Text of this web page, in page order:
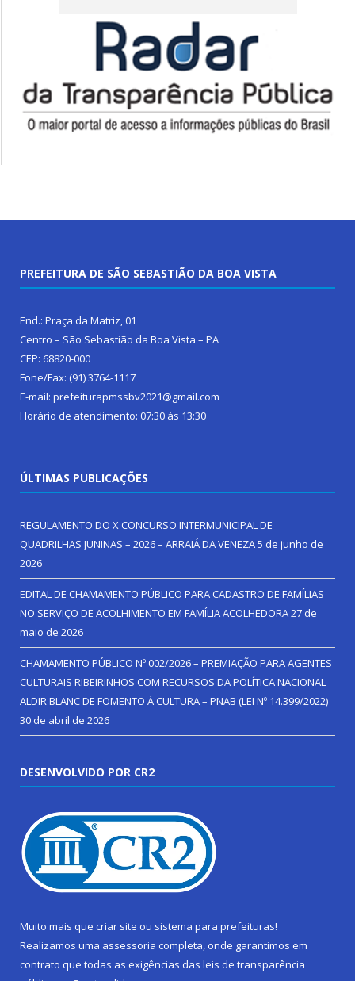
PREFEITURA DE SÃO SEBASTIÃO DA BOA VISTA
End.: Praça da Matriz, 01
Centro – São Sebastião da Boa Vista – PA
CEP: 68820-000
Fone/Fax: (91) 3764-1117
E-mail: prefeiturapmssbv2021@gmail.com
Horário de atendimento: 07:30 às 13:30
ÚLTIMAS PUBLICAÇÕES
REGULAMENTO DO X CONCURSO INTERMUNICIPAL DE
QUADRILHAS JUNINAS – 2026 – ARRAIÁ DA VENEZA5 de junho de
2026
EDITAL DE CHAMAMENTO PÚBLICO PARA CADASTRO DE FAMÍLIAS
NO SERVIÇO DE ACOLHIMENTO EM FAMÍLIA ACOLHEDORA27 de
maio de 2026
CHAMAMENTO PÚBLICO Nº 002/2026 – PREMIAÇÃO PARA AGENTES
CULTURAIS RIBEIRINHOS COM RECURSOS DA POLÍTICA NACIONAL
ALDIR BLANC DE FOMENTO Á CULTURA – PNAB (LEI Nº 14.399/2022)
30 de abril de 2026
DESENVOLVIDO POR CR2
Muito mais que criar site ou sistema para prefeituras!
Realizamos uma assessoria completa, onde garantimos em
contrato que todas as exigências das leis de transparência